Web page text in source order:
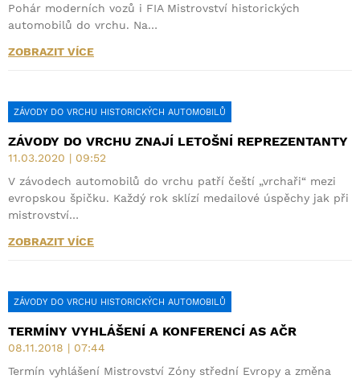
Pohár moderních vozů i FIA Mistrovství historických
automobilů do vrchu. Na…
ZOBRAZIT VÍCE
ZÁVODY DO VRCHU HISTORICKÝCH AUTOMOBILŮ
ZÁVODY DO VRCHU ZNAJÍ LETOŠNÍ REPREZENTANTY
11.03.2020 | 09:52
V závodech automobilů do vrchu patří čeští „vrchaři“ mezi
evropskou špičku. Každý rok sklízí medailové úspěchy jak při
mistrovství…
ZOBRAZIT VÍCE
ZÁVODY DO VRCHU HISTORICKÝCH AUTOMOBILŮ
TERMÍNY VYHLÁŠENÍ A KONFERENCÍ AS AČR
08.11.2018 | 07:44
Termín vyhlášení Mistrovství Zóny střední Evropy a změna